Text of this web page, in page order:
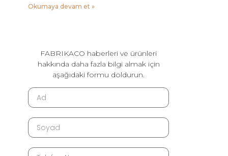
Okumaya devam et »
FABRIKACO haberleri ve ürünleri
hakkında daha fazla bilgi almak için
aşağıdaki formu doldurun.